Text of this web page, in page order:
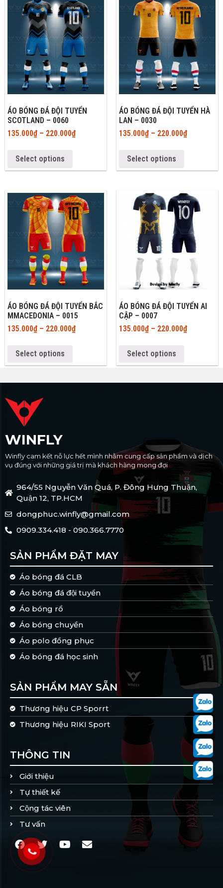
ÁO BÓNG ĐÁ ĐỘI TUYỂN
SCOTLAND – 0060
135.000₫– 220.000₫
Select options
ÁO BÓNG ĐÁ ĐỘI TUYỂN HÀ
LAN – 0030
135.000₫– 220.000₫
Select options
ÁO BÓNG ĐÁ ĐỘI TUYỂN BẮC
MMACEDONIA – 0015
135.000₫– 220.000₫
Select options
ÁO BÓNG ĐÁ ĐỘI TUYỂN AI
CẬP – 0007
135.000₫– 220.000₫
Select options
WINFLY
Winfly cam kết nỗ lực hết mình nhằm cung cấp sản phẩm và dịch
vụ đúng với những giá trị mà khách hàng mong đợi
964/55 Nguyễn Văn Quá, P. Đông Hưng Thuận,
Quận 12, TP.HCM
dongphuc.winfly@gmail.com
0909.334.418 - 090.366.7770
SẢN PHẨM ĐẶT MAY
Áo bóng đá CLB
Áo bóng đá đội tuyển
Áo bóng rổ
Áo bóng chuyền
Áo polo đồng phục
Áo bóng đá học sinh
SẢN PHẨM MAY SẴN
Thương hiệu CP Sporrt
Thương hiệu RIKI Sport
THÔNG TIN
Giới thiệu
Tự thiết kế
Cộng tác viên
Tư vấn